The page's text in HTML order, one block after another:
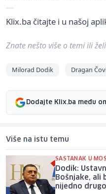
Klix.ba čitajte i u našoj
Znate nešto više o temi ili
Milorad Dodik Dragan
Dodajte Klix.ba među
Više na istu temu
SASTANAK U
Dodik:
Bošnjake, ali
nijedno drugo